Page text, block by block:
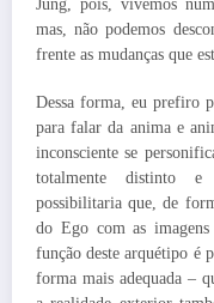
Jung, pois, vivemos
mas, não podemos
frente as mudanças que
Dessa forma, eu prefiro
para falar da anima e
inconsciente se
totalmente distinto e
possibilitaria que, de
do Ego com as
função deste arquétipo é
forma mais adequada –